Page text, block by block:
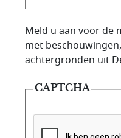
E-mailadres van de
Meld u aan voor de
met
achtergronden uit
CAPTCHA